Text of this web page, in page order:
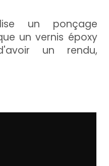
un ponçage
un vernis époxy
un rendu,